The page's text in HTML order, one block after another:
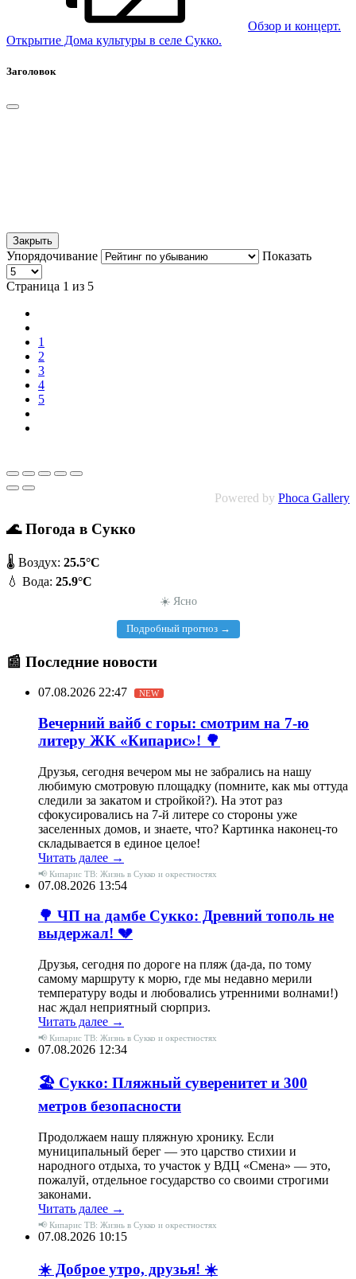
Обзор и концерт.
Открытие Дома культуры в селе Сукко.
Заголовок
Закрыть
Упорядочивание Показать
Страница 1 из 5
1
2
3
4
5
Powered by Phoca Gallery
🌊 Погода в Сукко
🌡️ Воздух: 25.5°C
💧 Вода: 25.9°C
☀️ Ясно
Подробный прогноз →
📰 Последние новости
07.08.2026 22:47 NEW
Вечерний вайб с горы: смотрим на 7-ю
литеру ЖК «Кипарис»! 🌳
Друзья, сегодня вечером мы не забрались на нашу
любимую смотровую площадку (помните, как мы оттуда
следили за закатом и стройкой?). На этот раз
сфокусировались на 7-й литере со стороны уже
заселенных домов, и знаете, что? Картинка наконец-то
складывается в единое целое!
Читать далее →
📢 Кипарис ТВ: Жизнь в Сукко и окрестностях
07.08.2026 13:54
🌳 ЧП на дамбе Сукко: Древний тополь не
выдержал! 💔
Друзья, сегодня по дороге на пляж (да-да, по тому
самому маршруту к морю, где мы недавно мерили
температуру воды и любовались утренними волнами!)
нас ждал неприятный сюрприз.
Читать далее →
📢 Кипарис ТВ: Жизнь в Сукко и окрестностях
07.08.2026 12:34
🏖 Сукко: Пляжный суверенитет и 300
метров безопасности
Продолжаем нашу пляжную хронику. Если
муниципальный берег — это царство стихии и
народного отдыха, то участок у ВДЦ «Смена» — это,
пожалуй, отдельное государство со своими строгими
законами.
Читать далее →
📢 Кипарис ТВ: Жизнь в Сукко и окрестностях
07.08.2026 10:15
☀️ Доброе утро, друзья! ☀️